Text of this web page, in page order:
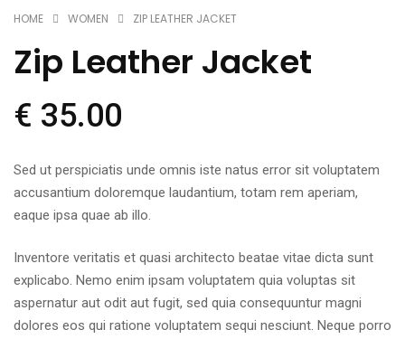
HOME WOMEN ZIP LEATHER JACKET
Zip Leather Jacket
€ 35.00
Sed ut perspiciatis unde omnis iste natus error sit voluptatem
accusantium doloremque laudantium, totam rem aperiam,
eaque ipsa quae ab illo.
Inventore veritatis et quasi architecto beatae vitae dicta sunt
explicabo. Nemo enim ipsam voluptatem quia voluptas sit
aspernatur aut odit aut fugit, sed quia consequuntur magni
dolores eos qui ratione voluptatem sequi nesciunt. Neque porro
Facebook
Twitter
Pinterest
Google
Plus
Tumblr
your
friends